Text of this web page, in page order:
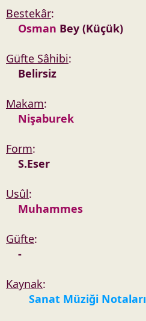
Bestekâr:
Osman Bey (Küçük)
Güfte Sâhibi:
Belirsiz
Makam:
Nişaburek
Form:
S.Eser
Usûl:
Muhammes
Güfte:
-
Kaynak:
Sanat Müziği Notaları